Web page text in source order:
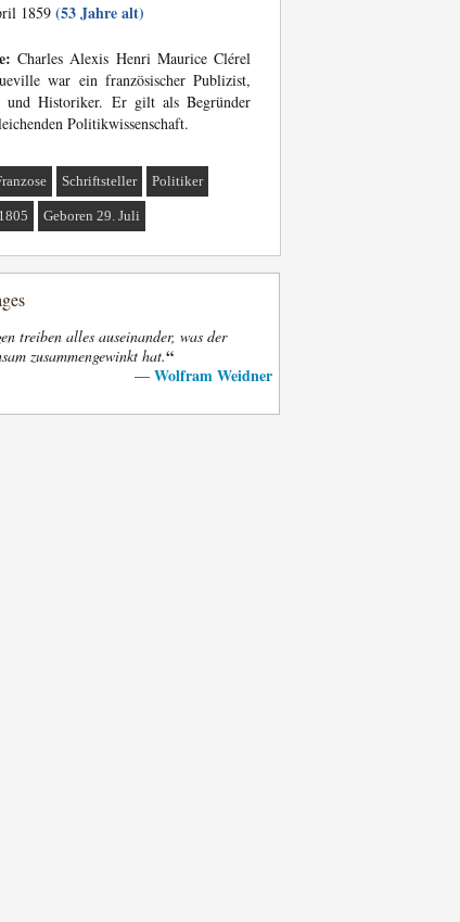
1859 (53 Jahre alt)
Charles Alexis Henri Maurice Clérel
war ein französischer Publizist,
und Historiker. Er gilt als Begründer
Politikwissenschaft.
Schriftsteller Politiker
Geboren 29. Juli
treiben alles auseinander, was der
zusammengewinkt hat.“
— Wolfram Weidner